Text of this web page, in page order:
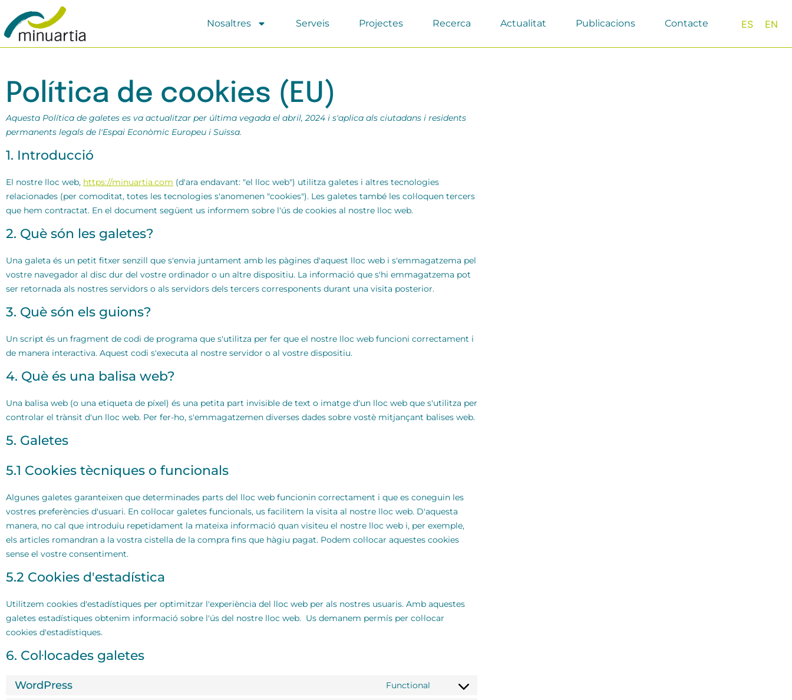
Nosaltres Serveis Projectes Recerca Actualitat Publicacions Contacte ES EN
Política de cookies (EU)
Aquesta Política de galetes es va actualitzar per última vegada el abril, 2024 i s'aplica als ciutadans i residents
permanents legals de l'Espai Econòmic Europeu i Suïssa.
1. Introducció
El nostre lloc web, https://minuartia.com (d'ara endavant: "el lloc web") utilitza galetes i altres tecnologies
relacionades (per comoditat, totes les tecnologies s'anomenen "cookies"). Les galetes també les col·loquen tercers
que hem contractat. En el document següent us informem sobre l'ús de cookies al nostre lloc web.
2. Què són les galetes?
Una galeta és un petit fitxer senzill que s'envia juntament amb les pàgines d'aquest lloc web i s'emmagatzema pel
vostre navegador al disc dur del vostre ordinador o un altre dispositiu. La informació que s'hi emmagatzema pot
ser retornada als nostres servidors o als servidors dels tercers corresponents durant una visita posterior.
3. Què són els guions?
Un script és un fragment de codi de programa que s'utilitza per fer que el nostre lloc web funcioni correctament i
de manera interactiva. Aquest codi s'executa al nostre servidor o al vostre dispositiu.
4. Què és una balisa web?
Una balisa web (o una etiqueta de píxel) és una petita part invisible de text o imatge d'un lloc web que s'utilitza per
controlar el trànsit d'un lloc web. Per fer-ho, s'emmagatzemen diverses dades sobre vostè mitjançant balises web.
5. Galetes
5.1 Cookies tècniques o funcionals
Algunes galetes garanteixen que determinades parts del lloc web funcionin correctament i que es coneguin les
vostres preferències d'usuari. En col·locar galetes funcionals, us facilitem la visita al nostre lloc web. D'aquesta
manera, no cal que introduïu repetidament la mateixa informació quan visiteu el nostre lloc web i, per exemple,
els articles romandran a la vostra cistella de la compra fins que hàgiu pagat. Podem col·locar aquestes cookies
sense el vostre consentiment.
5.2 Cookies d'estadística
Utilitzem cookies d'estadístiques per optimitzar l'experiència del lloc web per als nostres usuaris. Amb aquestes
galetes estadístiques obtenim informació sobre l'ús del nostre lloc web. Us demanem permís per col·locar
cookies d'estadístiques.
6. Col·locades galetes
WordPress Functional